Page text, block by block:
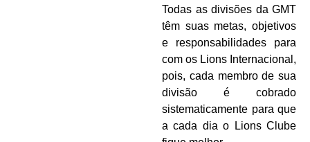
Todas as divisões da GMT
têm suas metas, objetivos
e responsabilidades para
com os Lions Internacional,
pois, cada membro de sua
divisão é cobrado
sistematicamente para que
a cada dia o Lions Clube